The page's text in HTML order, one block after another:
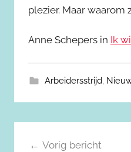
plezier. Maar
Anne Schepers in Ik
Arbeidersstrijd,
Berichtnavigatie
Vorig bericht